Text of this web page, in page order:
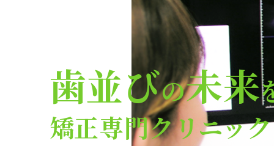
歯並びの未来
矯正専門クリニック